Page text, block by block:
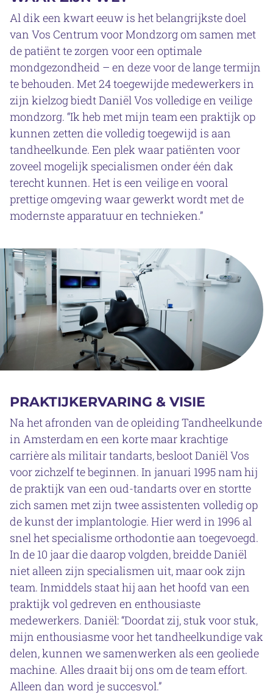
Al dik een kwart eeuw is het belangrijkste doel
van Vos Centrum voor Mondzorg om samen met
de patiënt te zorgen voor een optimale
mondgezondheid – en deze voor de lange termijn
te behouden. Met 24 toegewijde medewerkers in
zijn kielzog biedt Daniël Vos volledige en veilige
mondzorg. “Ik heb met mijn team een praktijk op
kunnen zetten die volledig toegewijd is aan
tandheelkunde. Een plek waar patiënten voor
zoveel mogelijk specialismen onder één dak
terecht kunnen. Het is een veilige en vooral
prettige omgeving waar gewerkt wordt met de
modernste apparatuur en technieken.”
PRAKTIJKERVARING & VISIE
Na het afronden van de opleiding Tandheelkunde
in Amsterdam en een korte maar krachtige
carrière als militair tandarts, besloot Daniël Vos
voor zichzelf te beginnen. In januari 1995 nam hij
de praktijk van een oud-tandarts over en stortte
zich samen met zijn twee assistenten volledig op
de kunst der implantologie. Hier werd in 1996 al
snel het specialisme orthodontie aan toegevoegd.
In de 10 jaar die daarop volgden, breidde Daniël
niet alleen zijn specialismen uit, maar ook zijn
team. Inmiddels staat hij aan het hoofd van een
praktijk vol gedreven en enthousiaste
medewerkers. Daniël: “Doordat zij, stuk voor stuk,
mijn enthousiasme voor het tandheelkundige vak
delen, kunnen we samenwerken als een geoliede
machine. Alles draait bij ons om de team effort.
Alleen dan word je succesvol.”